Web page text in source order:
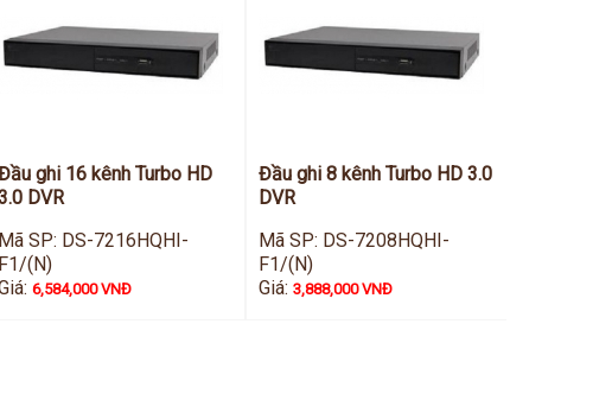
ghi 16 kênh Turbo HD
DVR
Mã SP: DS-7216HQHI-
F1/(N)
6,584,000 VNĐ
Đầu ghi 8 kênh Turbo HD 3.0
DVR
Mã SP: DS-7208HQHI-
F1/(N)
Giá:3,888,000 VNĐ